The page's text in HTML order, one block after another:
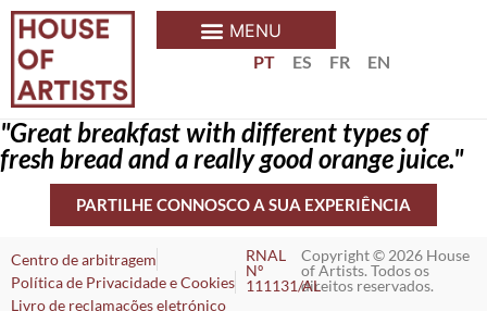
PT ES FR EN
"Great breakfast with different types of
fresh bread and a really good orange juice."
PARTILHE CONNOSCO A SUA EXPERIÊNCIA
Copyright © 2026 House
of Artists. Todos os
direitos reservados.
Centro de arbitragem
Política de Privacidade e Cookies
Livro de reclamações eletrónico
RNAL
Nº
111131/AL